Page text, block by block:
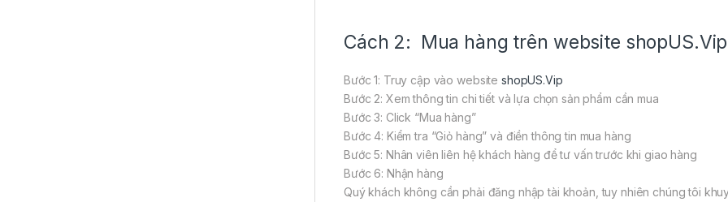
Cách 2: Mua hàng trên website shopUS.Vip
Bước 1: Truy cập vào website shopUS.Vip
Bước 2: Xem thông tin chi tiết và lựa chọn sản phẩm cần mua
Bước 3: Click “Mua hàng”
Bước 4: Kiểm tra “Giỏ hàng” và điền thông tin mua hàng
Bước 5: Nhân viên liên hệ khách hàng để tư vấn trước khi giao hàng
Bước 6: Nhận hàng
Quý khách không cần phải đăng nhập tài khoản, tuy nhiên chúng tôi